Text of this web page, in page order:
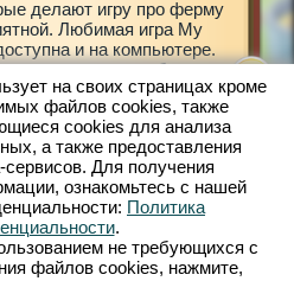
делают игру про ферму
Любимая игра My
и на компьютере.
решать, что тебе
версия My Free
игра. Заботься о
их, обрабатывай
производи товары для
Зарегистрируйся уже
ферму
земле
твою
всему
на своих страницах кроме
файлов сookies, также
cookies для анализа
а также предоставления
Для получения
ознакомьтесь с нашей
Политика
.
не требующихся с
файлов cookies, нажмите,